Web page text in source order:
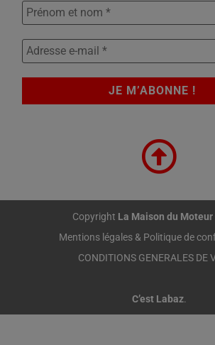
Copyright La Maison du Moteur
Mentions légales & Politique de
CONDITIONS GENERALES DE
C’est Labaz.